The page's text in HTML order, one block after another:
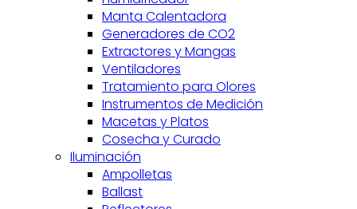
Manta Calentadora
Generadores de CO2
Extractores y Mangas
Ventiladores
Tratamiento para Olores
Instrumentos de Medición
Macetas y Platos
Cosecha y Curado
Iluminación
Ampolletas
Ballast